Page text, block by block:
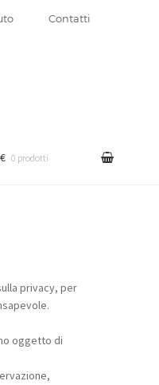
Contatti
0 prodotti
privacy, per
oggetto di